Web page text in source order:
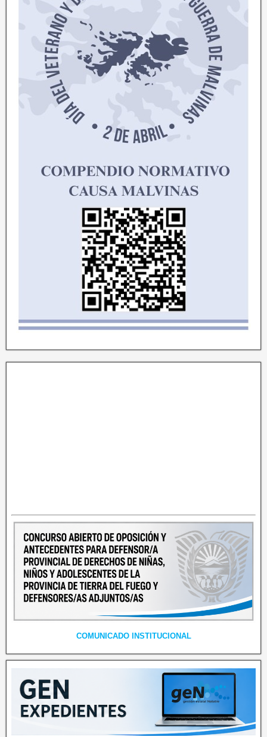
COMUNICADO INSTITUCIONAL